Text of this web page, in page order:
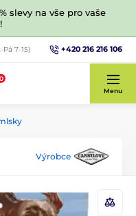
slevy na vše pro vaše
Pá 7-15) +420 216 216 106
0
Menu
Výrobce